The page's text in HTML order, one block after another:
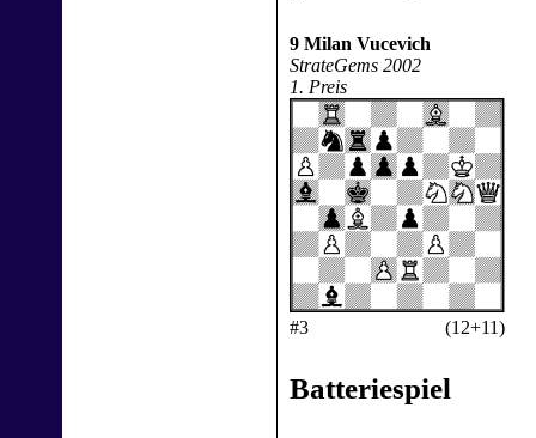
9 Milan Vucevich
StrateGems 2002
1. Preis
#3 (12+11)
Batteriespiel